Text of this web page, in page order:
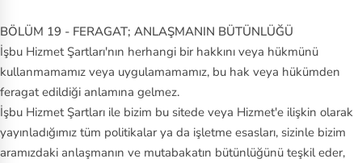
BÖLÜM 19 - FERAGAT; ANLAŞMANIN BÜTÜNLÜĞÜ
İşbu Hizmet Şartları'nın herhangi bir hakkını veya hükmünü
kullanmamamız veya uygulamamamız, bu hak veya hükümden
feragat edildiği anlamına gelmez.
İşbu Hizmet Şartları ile bizim bu sitede veya Hizmet'e ilişkin olarak
yayınladığımız tüm politikalar ya da işletme esasları, sizinle bizim
aramızdaki anlaşmanın ve mutabakatın bütünlüğünü teşkil eder,